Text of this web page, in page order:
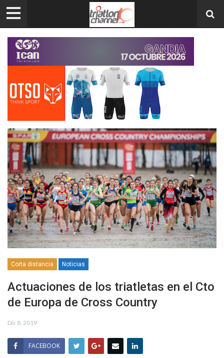
Corta distancia Noticias
Actuaciones de los triatletas en el Cto
de Europa de Cross Country
Dic 8, 2019
FACEBOOK